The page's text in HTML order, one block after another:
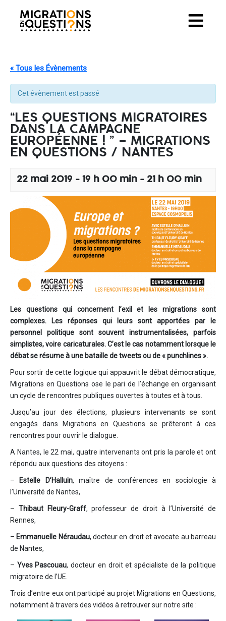
« Tous les Évènements
Cet évènement est passé
“LES QUESTIONS MIGRATOIRES
DANS LA CAMPAGNE
EUROPÉENNE ! ” – MIGRATIONS
EN QUESTIONS / NANTES
22 mai 2019 - 19 h 00 min - 21 h 00 min
Les questions qui concernent l’exil et les migrations sont
complexes. Les réponses qui leurs sont apportées par le
personnel politique sont souvent instrumentalisées, parfois
simplistes, voire caricaturales. C’est le cas notamment lorsque le
débat se résume à une bataille de tweets ou de « punchlines ».
Pour sortir de cette logique qui appauvrit le débat démocratique,
Migrations en Questions ose le pari de l’échange en organisant
un cycle de rencontres publiques ouvertes à toutes et à tous.
Jusqu’au jour des élections, plusieurs intervenants se sont
engagés dans Migrations en Questions se prêteront à ces
rencontres pour ouvrir le dialogue.
A Nantes, le 22 mai, quatre intervenants ont pris la parole et ont
répondu aux questions des citoyens :
– Estelle D’Halluin, maître de conférences en sociologie à
l’Université de Nantes,
– Thibaut Fleury-Graff, professeur de droit à l’Université de
Rennes,
– Emmanuelle Néraudau, docteur en droit et avocate au barreau
de Nantes,
– Yves Pascouau, docteur en droit et spécialiste de la politique
migratoire de l’UE.
Trois d’entre eux ont participé au projet Migrations en Questions,
notamment à travers des vidéos à retrouver sur notre site :